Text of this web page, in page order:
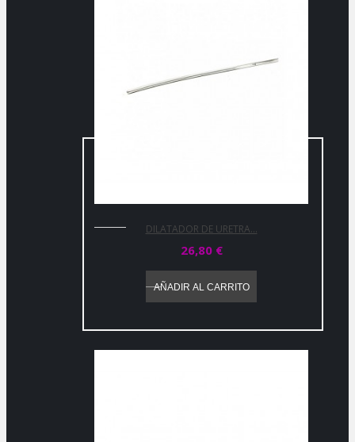
DILATADOR DE URETRA...
26,80 €
AÑADIR AL CARRITO